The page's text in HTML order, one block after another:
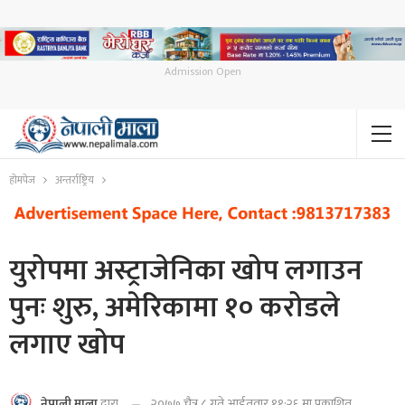
Admission Open
होमपेज अन्तर्राष्ट्रिय
युरोपमा अस्ट्राजेनिका खोप लगाउन
पुनः शुरु, अमेरिकामा १० करोडले
लगाए खोप